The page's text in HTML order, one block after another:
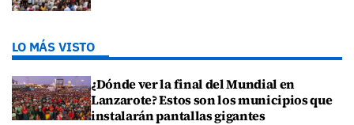
LO MÁS VISTO
¿Dónde ver la final del Mundial en
Lanzarote? Estos son los municipios que
instalarán pantallas gigantes